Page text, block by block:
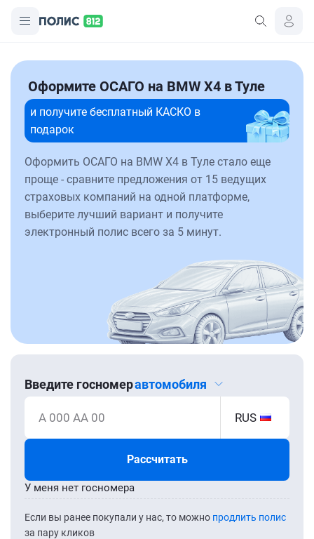
Оформите ОСАГО на BMW X4 в Туле
и получите бесплатный КАСКО в
подарок
Оформить ОСАГО на BMW X4 в Туле стало еще
проще - сравните предложения от 15 ведущих
страховых компаний на одной платформе,
выберите лучший вариант и получите
электронный полис всего за 5 минут.
Введите госномеравтомобиля
А 000 АА 00 RUS
Рассчитать
Если вы ранее покупали у нас, то можно продлить полис
за пару кликов
У меня нет госномера